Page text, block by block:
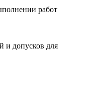
работ
и допусков для